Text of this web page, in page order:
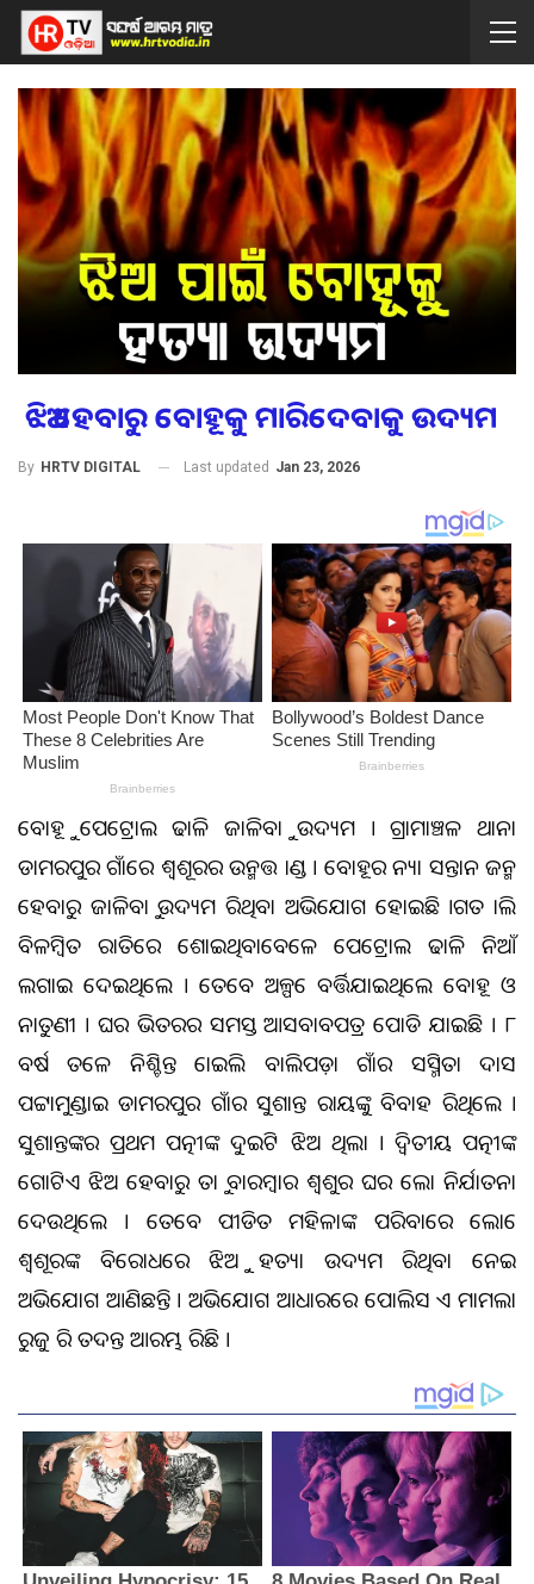
ଝିଅ ହେବାରୁ ବୋହୂକୁ ମାରିଦେବାକୁ ଉଦ୍ୟମ
By HRTV DIGITAL Last updated Jan 23, 2026
ବୋହୂକୁ ପେଟ୍ରୋଲ ଢାଳି ଜାଳିବାକୁ ଉଦ୍ୟମ । ଗ୍ରାମାଞ୍ଚଳ ଥାନା
ଡାମରପୁର ଗାଁରେ ଶ୍ୱଶୂରର ଉନ୍ମତ୍ତ କାଣ୍ଡ । ବୋହୂର କନ୍ୟା ସନ୍ତାନ ଜନ୍ମ
ହେବାରୁ ଜାଳିବାକୁ ଉଦ୍ୟମ କରିଥିବା ଅଭିଯୋଗ ହୋଇଛି ।ଗତ କାଲି
ବିଳମ୍ବିତ ରାତିରେ ଶୋଇଥିବାବେଳେ ପେଟ୍ରୋଲ ଢାଳି ନିଆଁ
ଲଗାଇ ଦେଇଥିଲେ । ତେବେ ଅଳ୍ପକେ ବର୍ତ୍ତିଯାଇଥିଲେ ବୋହୂ ଓ
ନାତୁଣୀ । ଘର ଭିତରର ସମସ୍ତ ଆସବାବପତ୍ର ପୋଡି ଯାଇଛି । ୮
ବର୍ଷ ତଳେ ନିଶ୍ଚିନ୍ତ କୋଇଲି ବାଲିପଡ଼ା ଗାଁର ସସ୍ମିତା ଦାସ
ପଟ୍ଟାମୁଣ୍ଡାଇ ଡାମରପୁର ଗାଁର ସୁଶାନ୍ତ ରାୟଙ୍କୁ ବିବାହ କରିଥିଲେ ।
ସୁଶାନ୍ତଙ୍କର ପ୍ରଥମ ପତ୍ନୀଙ୍କ ଦୁଇଟି ଝିଅ ଥିଲା । ଦ୍ଵିତୀୟ ପତ୍ନୀଙ୍କ
ଗୋଟିଏ ଝିଅ ହେବାରୁ ତାକୁ ବାରମ୍ବାର ଶ୍ବଶୁର ଘର ଲୋକ ନିର୍ଯାତନା
ଦେଉଥିଲେ । ତେବେ ପୀଡିତ ମହିଳାଙ୍କ ପରିବାରେ ଲୋକେ
ଶ୍ୱଶୂରଙ୍କ ବିରୋଧରେ ଝିଅକୁ ହତ୍ୟା ଉଦ୍ୟମ କରିଥିବା ନେଇ
ଅଭିଯୋଗ ଆଣିଛନ୍ତି । ଅଭିଯୋଗ ଆଧାରରେ ପୋଲିସ ଏକ ମାମଲା
ରୁଜୁ କରି ତଦନ୍ତ ଆରମ୍ଭ କରିଛି ।